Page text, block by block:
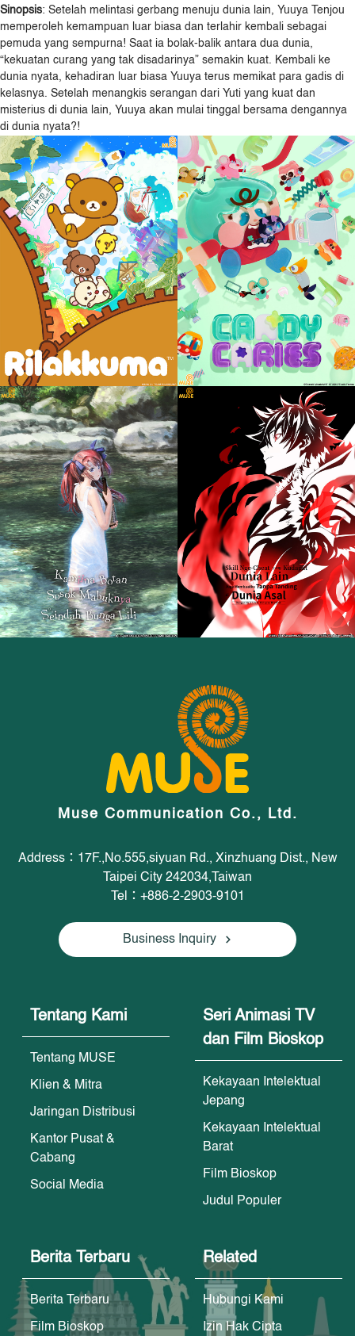
Sinopsis: Setelah melintasi gerbang menuju dunia lain, Yuuya Tenjou
memperoleh kemampuan luar biasa dan terlahir kembali sebagai
pemuda yang sempurna! Saat ia bolak-balik antara dua dunia,
“kekuatan curang yang tak disadarinya” semakin kuat. Kembali ke
dunia nyata, kehadiran luar biasa Yuuya terus memikat para gadis di
kelasnya. Setelah menangkis serangan dari Yuti yang kuat dan
misterius di dunia lain, Yuuya akan mulai tinggal bersama dengannya
di dunia nyata?!
Muse Communication Co., Ltd.
Address：17F.,No.555,siyuan Rd., Xinzhuang Dist., New
Taipei City 242034,Taiwan
Tel：+886-2-2903-9101
Business Inquiry
Tentang Kami
Tentang MUSE
Klien & Mitra
Jaringan Distribusi
Kantor Pusat &
Cabang
Social Media
Seri Animasi TV
dan Film Bioskop
Kekayaan Intelektual
Jepang
Kekayaan Intelektual
Barat
Film Bioskop
Judul Populer
Berita Terbaru
Berita Terbaru
Film Bioskop
Related
Hubungi Kami
Izin Hak Cipta